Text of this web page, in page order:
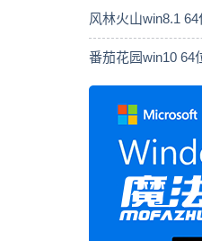
风林火山win8.1
番茄花园win10 64